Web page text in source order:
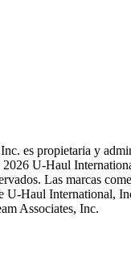
es propietaria y
U-Haul
Las marcas
U-Haul International,
Associates, Inc.